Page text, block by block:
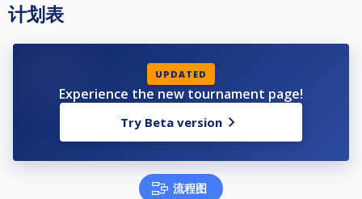
计划表
UPDATED
Experience the new tournament page!
Try Beta version
流程图